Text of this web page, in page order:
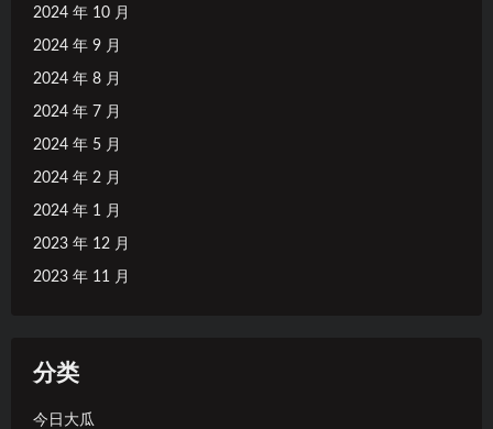
2024 年 10 月
2024 年 9 月
2024 年 8 月
2024 年 7 月
2024 年 5 月
2024 年 2 月
2024 年 1 月
2023 年 12 月
2023 年 11 月
分类
今日大瓜